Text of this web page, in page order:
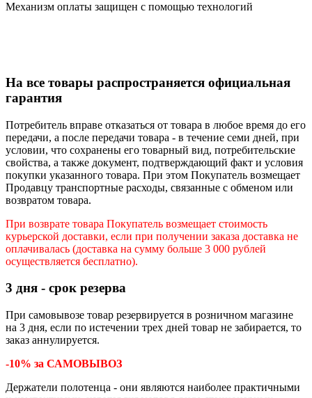
Механизм оплаты защищен с помощью технологий
На все товары распространяется официальная
гарантия
Потребитель вправе отказаться от товара в любое время до его
передачи, а после передачи товара - в течение семи дней, при
условии, что сохранены его товарный вид, потребительские
свойства, а также документ, подтверждающий факт и условия
покупки указанного товара. При этом Покупатель возмещает
Продавцу транспортные расходы, связанные с обменом или
возвратом товара.
При возврате товара Покупатель возмещает стоимость
курьерской доставки, если при получении заказа доставка не
оплачивалась (доставка на сумму больше 3 000 рублей
осуществляется бесплатно).
3 дня - срок резерва
При самовывозе товар резервируется в розничном магазине
на 3 дня, если по истечении трех дней товар не забирается, то
заказ аннулируется.
-10% за САМОВЫВОЗ
Держатели полотенца - они являются наиболее практичными